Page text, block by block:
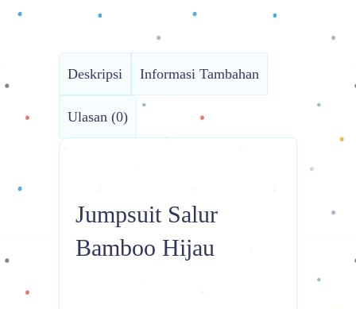
Deskripsi Informasi Tambahan
Ulasan (0)
Jumpsuit Salur
Bamboo Hijau